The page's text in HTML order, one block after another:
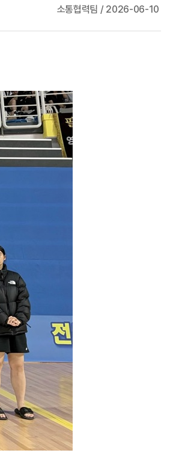
소통협력팀 / 2026-06-10